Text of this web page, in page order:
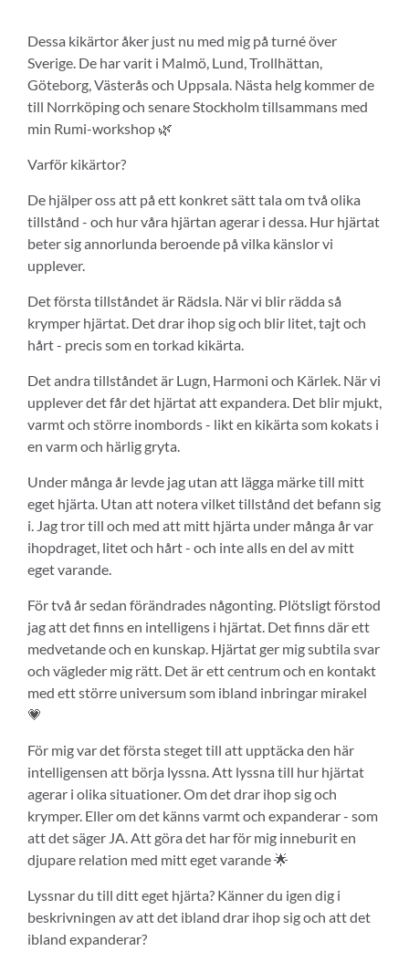
Dessa kikärtor åker just nu med mig på turné över
Sverige. De har varit i Malmö, Lund, Trollhättan,
Göteborg, Västerås och Uppsala. Nästa helg kommer de
till Norrköping och senare Stockholm tillsammans med
min Rumi-workshop 🌿
Varför kikärtor?
De hjälper oss att på ett konkret sätt tala om två olika
tillstånd - och hur våra hjärtan agerar i dessa. Hur hjärtat
beter sig annorlunda beroende på vilka känslor vi
upplever.
Det första tillståndet är Rädsla. När vi blir rädda så
krymper hjärtat. Det drar ihop sig och blir litet, tajt och
hårt - precis som en torkad kikärta.
Det andra tillståndet är Lugn, Harmoni och Kärlek. När vi
upplever det får det hjärtat att expandera. Det blir mjukt,
varmt och större inombords - likt en kikärta som kokats i
en varm och härlig gryta.
Under många år levde jag utan att lägga märke till mitt
eget hjärta. Utan att notera vilket tillstånd det befann sig
i. Jag tror till och med att mitt hjärta under många år var
ihopdraget, litet och hårt - och inte alls en del av mitt
eget varande.
För två år sedan förändrades någonting. Plötsligt förstod
jag att det finns en intelligens i hjärtat. Det finns där ett
medvetande och en kunskap. Hjärtat ger mig subtila svar
och vägleder mig rätt. Det är ett centrum och en kontakt
med ett större universum som ibland inbringar mirakel
💗
För mig var det första steget till att upptäcka den här
intelligensen att börja lyssna. Att lyssna till hur hjärtat
agerar i olika situationer. Om det drar ihop sig och
krymper. Eller om det känns varmt och expanderar - som
att det säger JA. Att göra det har för mig inneburit en
djupare relation med mitt eget varande 🌟
Lyssnar du till ditt eget hjärta? Känner du igen dig i
beskrivningen av att det ibland drar ihop sig och att det
ibland expanderar?